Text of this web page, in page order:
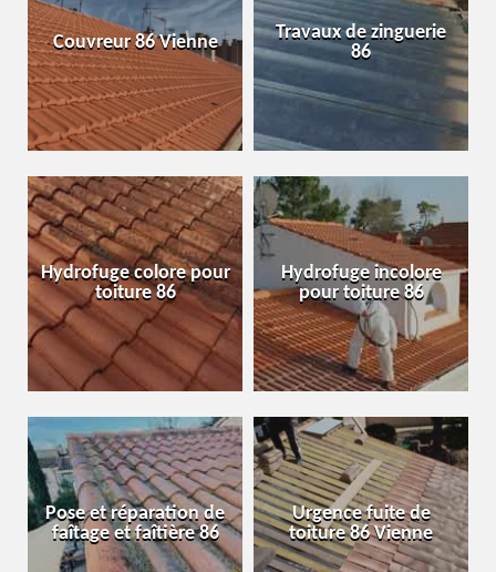
Couvreur 86 Vienne
Travaux de zinguerie
86
Hydrofuge colore pour
toiture 86
Hydrofuge incolore
pour toiture 86
Pose et réparation de
faîtage et faîtière 86
Urgence fuite de
toiture 86 Vienne